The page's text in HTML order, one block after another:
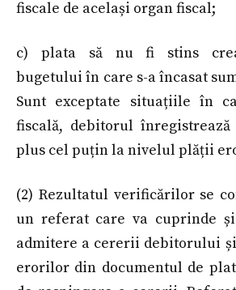
fiscale de același organ fiscal;
c) plata să nu fi stins
bugetului în care s-a încasat
Sunt exceptate situațiile în
fiscală, debitorul
plus cel puțin la nivelul plății
(2) Rezultatul verificărilor se
un referat care va cuprinde
admitere a cererii debitorului
erorilor din documentul de